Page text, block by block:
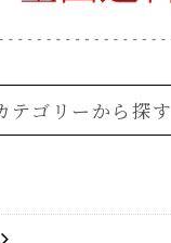
テゴリーから探す